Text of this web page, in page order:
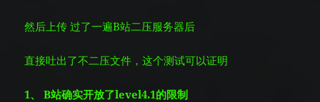
然后上传 过了一遍B站二压服务器后
直接吐出了不二压文件，这个测试可以证明
1、 B站确实开放了level4.1的限制